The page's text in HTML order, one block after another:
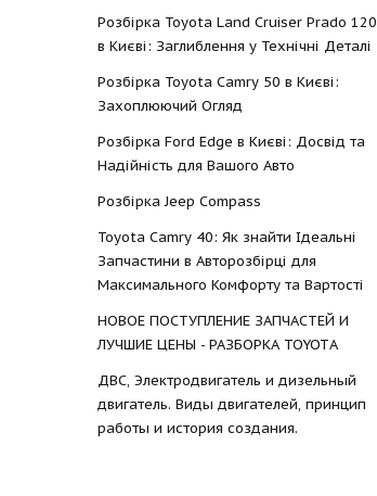
Розбірка Toyota Land Cruiser Prado 120
в Києві: Заглиблення у Технічні Деталі
Розбірка Toyota Camry 50 в Києві:
Захоплюючий Огляд
Розбірка Ford Edge в Києві: Досвід та
Надійність для Вашого Авто
Розбірка Jeep Compass
Toyota Camry 40: Як знайти Ідеальні
Запчастини в Авторозбірці для
Максимального Комфорту та Вартості
НОВОЕ ПОСТУПЛЕНИЕ ЗАПЧАСТЕЙ И
ЛУЧШИЕ ЦЕНЫ - РАЗБОРКА TOYOTА
ДВС, Электродвигатель и дизельный
двигатель. Виды двигателей, принцип
работы и история создания.